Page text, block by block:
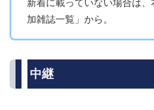
新着に載っていない場合は
加雑誌一覧」から。
中継